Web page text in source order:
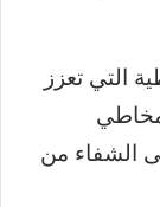
التي تعزز
الشفاء من